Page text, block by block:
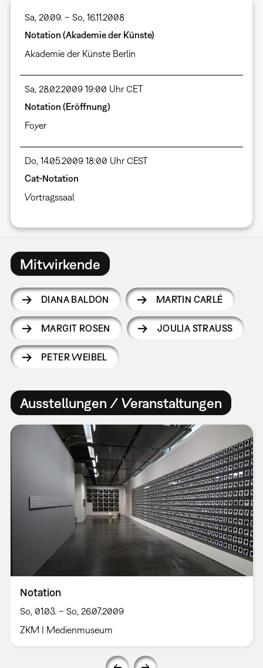
Sa, 20.09. – So, 16.11.2008
Notation (Akademie der Künste)
Akademie der Künste Berlin
Sa, 28.02.2009 19:00 Uhr CET
Notation (Eröffnung)
Foyer
Do, 14.05.2009 18:00 Uhr CEST
Cat-Notation
Vortragssaal
Mitwirkende
DIANA BALDON MARTIN CARLÉ
MARGIT ROSEN JOULIA STRAUSS
PETER WEIBEL
Ausstellungen / Veranstaltungen
Notation
So, 01.03. – So, 26.07.2009
ZKM | Medienmuseum